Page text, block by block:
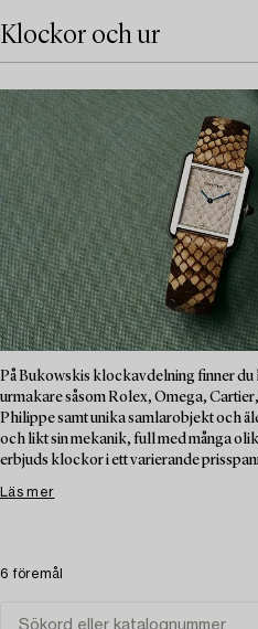
Klockor och ur
På Bukowskis klockavdelning finner
urmakare såsom Rolex, Omega,
Philippe samt unika samlarobjekt och
och likt sin mekanik, full med många
erbjuds klockor i ett varierande
Läs mer
6 föremål